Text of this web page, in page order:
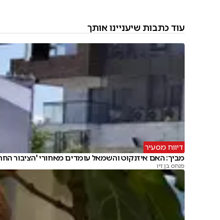
עוד כתבות שיעניינו אותך
דיווח מסעיר
מביך: האם איזנקוט והשמאל עומדים מאחורי 'הציבור
פנחס בן זיו